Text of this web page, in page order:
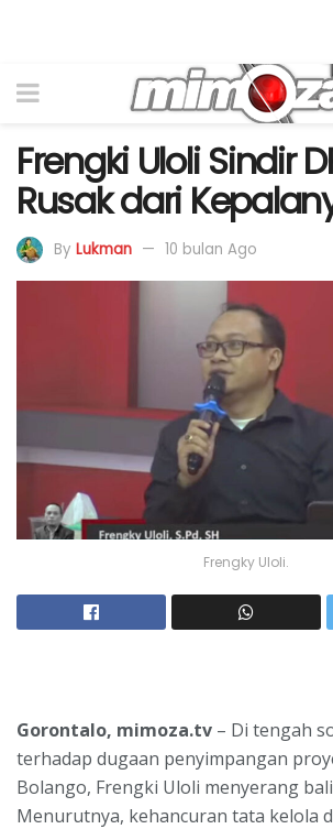
Frengki Uloli Sindir
Rusak dari
By Lukman 10 bulan Ago
Frengky Uloli.
Gorontalo, mimoza.tv – Di tengah
terhadap dugaan penyimpangan
Bolango, Frengki Uloli menyerang
Menurutnya, kehancuran tata kelola